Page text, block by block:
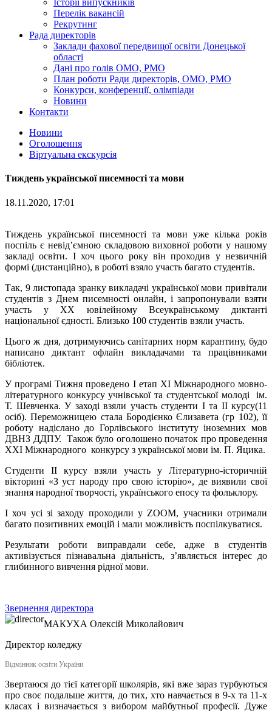
Історії випускників
Перелік вакансій
Рекрутинг
Рада директорів
Заклади фахової передвищої освіти Донецької
області
Дані про голів ОМО, РМО
План роботи Ради директорів, ОМО, РМО
Конкурси, конференції, олімпіади
Новини
Контакти
Новини
Оголошення
Віртуальна екскурсія
Тиждень української писемності та мови
18.11.2020, 17:01
Тиждень української писемності та мови уже кілька років
поспіль є невід’ємною складовою виховної роботи у нашому
закладі освіти. І хоч цього року він проходив у незвичній
формі (дистанційно), в роботі взяло участь багато студентів.
Так, 9 листопада зранку викладачі української мови привітали
студентів з Днем писемності онлайн, і запропонували взяти
участь у ХХ ювілейному Всеукраїнському диктанті
національної єдності. Близько 100 студентів взяли участь.
Цього ж дня, дотримуючись санітарних норм карантину, будо
написано диктант офлайн викладачами та працівниками
бібліотек.
У програмі Тижня проведено І етап ХІ Міжнародного мовно-
літературного конкурсу учнівської та студентської молоді ім.
Т. Шевченка. У заході взяли участь студенти І та ІІ курсу(11
осіб). Переможницею стала Бородієнко Єлизавета (гр 102), її
роботу надіслано до Горлівського інституту іноземних мов
ДВНЗ ДДПУ. Також було оголошено початок про проведення
ХХІ Міжнародного конкурсу з української мови ім. П. Яцика.
Студенти ІІ курсу взяли участь у Літературно-історичній
вікторині «З уст народу про свою історію», де виявили свої
знання народної творчості, українського епосу та фольклору.
І хоч усі зі заходу проходили у ZOOM, учасники отримали
багато позитивних емоцій і мали можливість поспілкуватися.
Результати роботи виправдали себе, адже в студентів
активізується пізнавальна діяльність, з’являється інтерес до
глибинного вивчення рідної мови.
Звернення директора
МАКУХА Олексій Миколайович
Директор коледжу
Відмінник освіти України
Звертаюся до тієї категорії школярів, які вже зараз турбуються
про своє подальше життя, до тих, хто навчається в 9-х та 11-х
класах і визначається з вибором майбутньої професії. Дуже